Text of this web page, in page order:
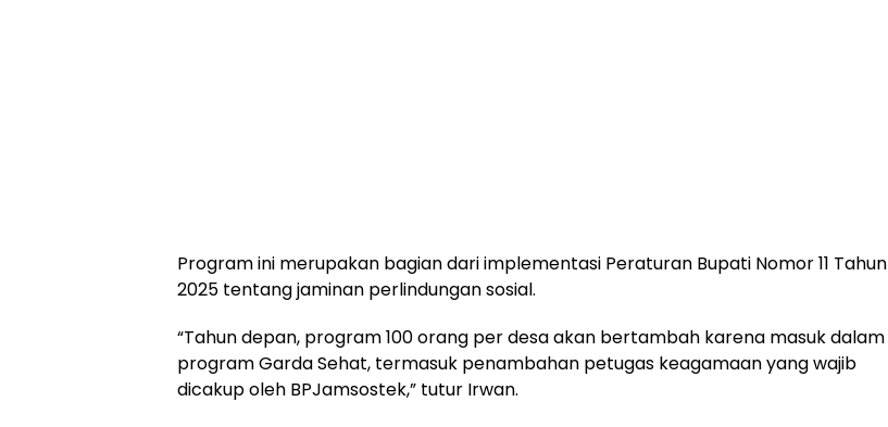
‎Program ini merupakan bagian dari implementasi Peraturan Bupati Nomor 11 Tahun
2025 tentang jaminan perlindungan sosial.
‎“Tahun depan, program 100 orang per desa akan bertambah karena masuk dalam
program Garda Sehat, termasuk penambahan petugas keagamaan yang wajib
dicakup oleh BPJamsostek,” tutur Irwan.